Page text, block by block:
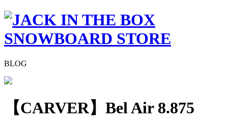
BLOG
【CARVER】Bel Air 8.875